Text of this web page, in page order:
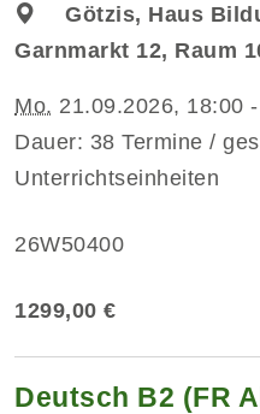
Götzis, Haus
Garnmarkt 12, Raum
Mo. 21.09.2026, 18:00
Dauer: 38 Termine /
Unterrichtseinheiten
26W50400
1299,00 €
Deutsch B2 (FR